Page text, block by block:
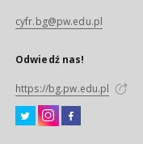
cyfr.bg@pw.edu.pl
Odwiedź nas!
https://bg.pw.edu.pl